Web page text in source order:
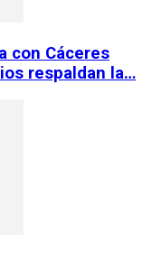
con Cáceres
respaldan la…